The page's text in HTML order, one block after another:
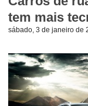
tem mais
sábado, 3 de janeiro de